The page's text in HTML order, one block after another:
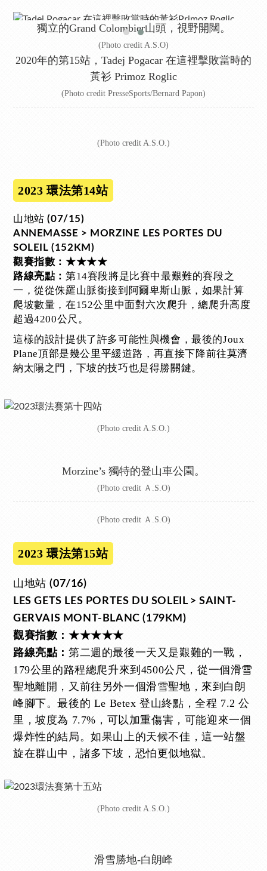
獨立的Grand Colombier山頭，視野開闊。
(Photo credit A.S.O)
2020年的第15站，Tadej Pogacar 在這裡擊敗當時的
黃衫 Primoz Roglic
(Photo credit PresseSports/Bernard Papon)
(Photo credit A.S.O.)
2023 環法第14站
山地站(07/15)
ANNEMASSE > MORZINE LES PORTES DU
SOLEIL (152KM)
觀賽指數：★★★★
路線亮點： 第14賽段將是比賽中最艱難的賽段之
一，從從侏羅山脈銜接到阿爾卑斯山脈，如果計算
爬坡數量，在152公里中面對六次爬升，總爬升高度
超過4200公尺。
這樣的設計提供了許多可能性與機會，最後的Joux
Plane頂部是幾公里平緩道路，再直接下降前往莫濟
納太陽之門，下坡的技巧也是得勝關鍵。
(Photo credit A.S.O.)
Morzine’s 獨特的登山車公園。
(Photo credit Ａ.S.O)
(Photo credit Ａ.S.O)
2023 環法第15站
山地站(07/16)
LES GETS LES PORTES DU SOLEIL > SAINT-
GERVAIS MONT-BLANC (179KM)
觀賽指數：★★★★★
路線亮點： 第二週的最後一天又是艱難的一戰，
179公里的路程總爬升來到4500公尺，從一個滑雪
聖地離開，又前往另外一個滑雪聖地，來到白朗
峰腳下。最後的 Le Betex 登山終點，全程 7.2 公
里，坡度為 7.7%，可以加重傷害，可能迎來一個
爆炸性的結局。如果山上的天候不佳，這一站盤
旋在群山中，諸多下坡，恐怕更似地獄。
(Photo credit A.S.O.)
滑雪勝地-白朗峰